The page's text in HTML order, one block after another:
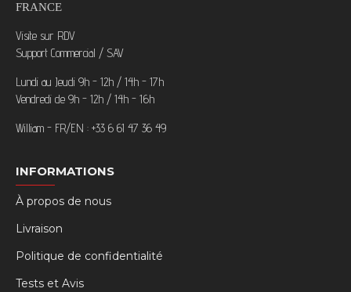
FRANCE
Visite sur RDV
Support Commercial / SAV
Lundi au Jeudi 9h - 12h / 14h - 17h
Vendredi de 9h - 12h / 14h - 16h
William - FR/EN : +33 6 61 47 36 49
INFORMATIONS
À propos de nous
Livraison
Politique de confidentialité
Tests et Avis